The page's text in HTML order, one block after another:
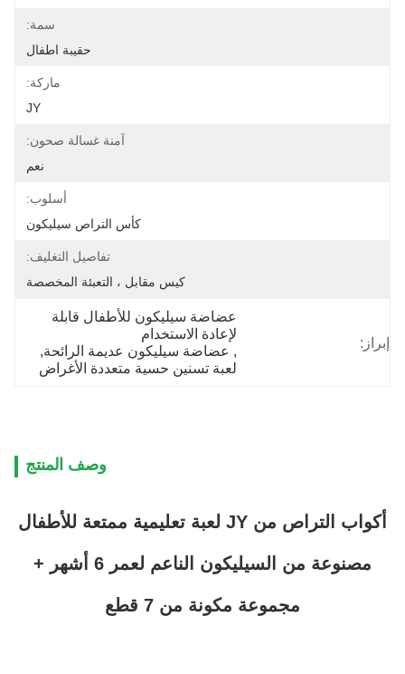
سمة:
حقيبة اطفال
ماركة:
JY
آمنة غسالة صحون:
نعم
أسلوب:
كأس التراص سيليكون
تفاصيل التغليف:
كيس مقابل ، التعبئة المخصصة
إبراز:
عضاضة سيليكون للأطفال قابلة
لإعادة الاستخدام
, عضاضة سيليكون عديمة الرائحة,
لعبة تسنين حسية متعددة الأغراض
وصف المنتج
أكواب التراص من JY لعبة تعليمية ممتعة للأطفال
مصنوعة من السيليكون الناعم لعمر 6 أشهر +
مجموعة مكونة من 7 قطع